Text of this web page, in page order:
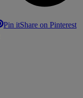
Pin itShare on Pinterest